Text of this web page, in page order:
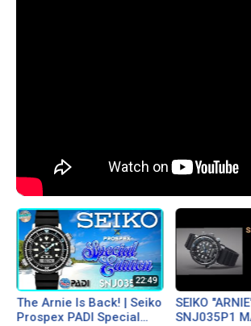
The Arnie Is Back! | Seiko
Prospex PADI Special
SEIKO
SNJ035P1